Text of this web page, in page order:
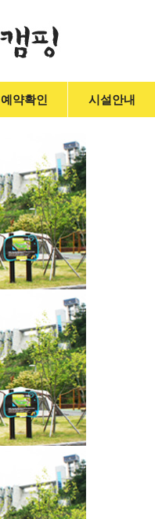
예약확인 시설안내